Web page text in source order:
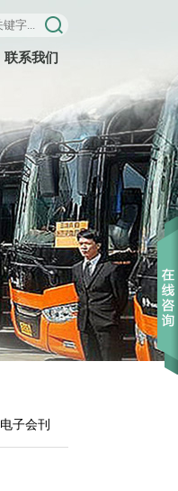
联系我们
电子会刊